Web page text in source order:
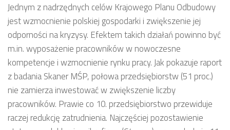
Jednym z nadrzędnych celów Krajowego Planu Odbudowy
jest wzmocnienie polskiej gospodarki i zwiększenie jej
odporności na kryzysy. Efektem takich działań powinno być
m.in. wyposażenie pracowników w nowoczesne
kompetencje i wzmocnienie rynku pracy. Jak pokazuje raport
z badania Skaner MŚP, połowa przedsiębiorstw (51 proc.)
nie zamierza inwestować w zwiększenie liczby
pracowników. Prawie co 10. przedsiębiorstwo przewiduje
raczej redukcję zatrudnienia. Najczęściej pozostawienie